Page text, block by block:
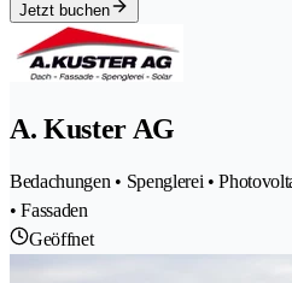
Jetzt buchen
A. Kuster AG
Bedachungen • Spenglerei •
• Fassaden
Geöffnet